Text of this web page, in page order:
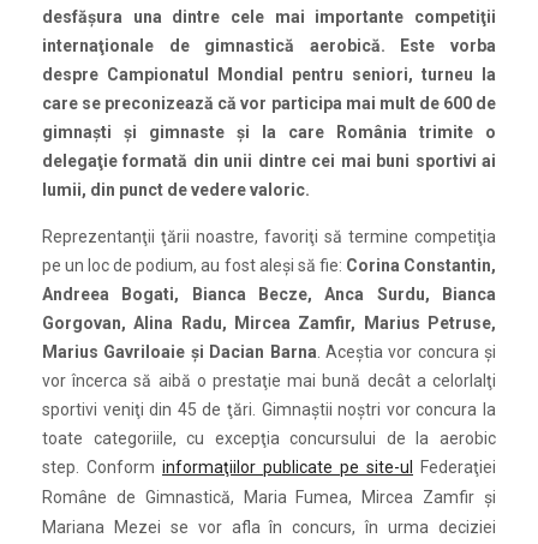
desfăşura una dintre cele mai importante competiţii
internaţionale de gimnastică aerobică. Este vorba
despre Campionatul Mondial pentru seniori, turneu la
care se preconizează că vor participa mai mult de 600 de
gimnaşti şi gimnaste şi la care România trimite o
delegaţie formată din unii dintre cei mai buni sportivi ai
lumii, din punct de vedere valoric.
Reprezentanţii ţării noastre, favoriţi să termine competiţia
pe un loc de podium, au fost aleşi să fie: Corina Constantin,
Andreea Bogati, Bianca Becze, Anca Surdu, Bianca
Gorgovan, Alina Radu, Mircea Zamfir, Marius Petruse,
Marius Gavriloaie şi Dacian Barna . Aceştia vor concura şi
vor încerca să aibă o prestaţie mai bună decât a celorlalţi
sportivi veniţi din 45 de ţări. Gimnaştii noştri vor concura la
toate categoriile, cu excepţia concursului de la aerobic
step. Conform informaţiilor publicate pe site-ul
Federaţiei
Române de Gimnastică,
Maria Fumea, Mircea Zamfir şi
Mariana Mezei se vor afla în concurs, în urma deciziei